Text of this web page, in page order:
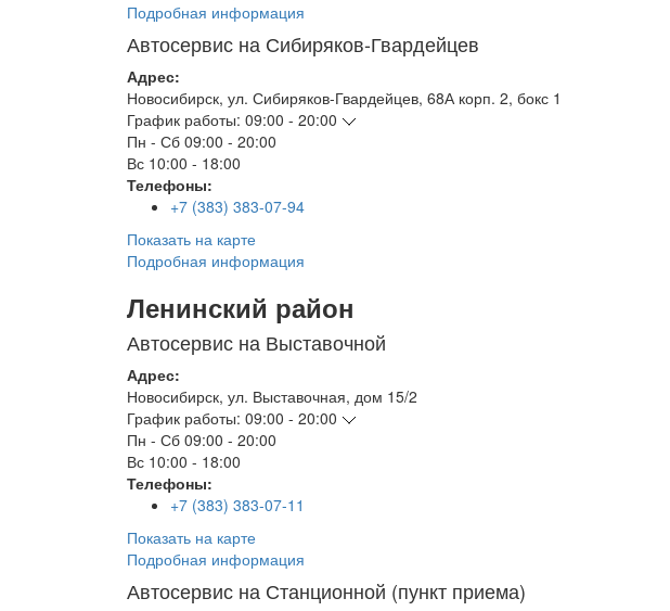
Подробная информация
Автосервис на Сибиряков-Гвардейцев
Адрес:
Новосибирск, ул. Сибиряков-Гвардейцев, 68А корп. 2, бокс 1
График работы: 09:00 - 20:00
Пн - Сб 09:00 - 20:00
Вс 10:00 - 18:00
Телефоны:
+7 (383) 383-07-94
Показать на карте
Подробная информация
Ленинский район
Автосервис на Выставочной
Адрес:
Новосибирск, ул. Выставочная, дом 15/2
График работы: 09:00 - 20:00
Пн - Сб 09:00 - 20:00
Вс 10:00 - 18:00
Телефоны:
+7 (383) 383-07-11
Показать на карте
Подробная информация
Автосервис на Станционной (пункт приема)